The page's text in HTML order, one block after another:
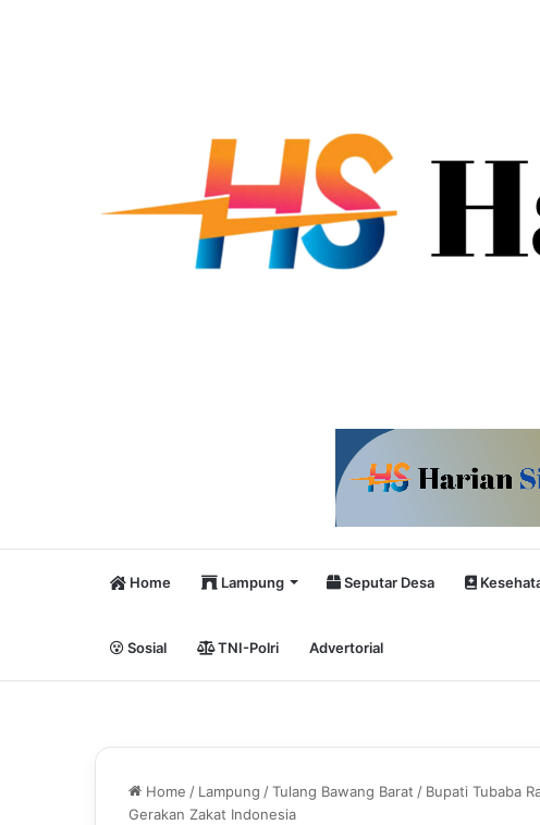
Home Lampung Seputar Desa
Sosial TNI-Polri Advertorial
Home / Lampung /Tulang Bawang Barat / Bupati Tubaba
Gerakan Zakat Indonesia